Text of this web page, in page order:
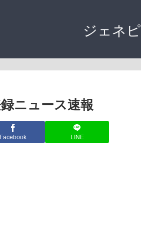
ジェネピ
ニュース速報
Facebook LINE